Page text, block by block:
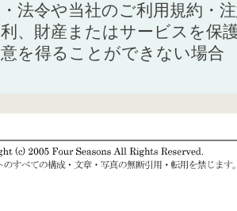
・法令や当社のご利用規約・
利、財産またはサービスを保
意を得ることができない場合